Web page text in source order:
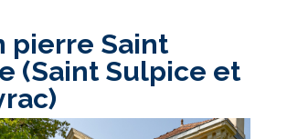
pierre Saint
(Saint Sulpice et